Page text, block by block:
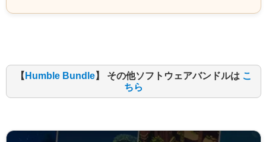
【 Humble Bundle】 その他ソフトウェアバンドルは こ
ちら